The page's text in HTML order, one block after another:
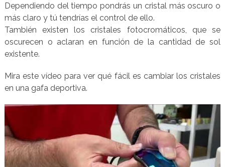
Dependiendo del tiempo pondrás un cristal más oscuro o
más claro y tú tendrías el control de ello.
También existen los cristales fotocromáticos, que se
oscurecen o aclaran en función de la cantidad de sol
existente.
Mira este vídeo para ver qué fácil es cambiar los cristales
en una gafa deportiva.